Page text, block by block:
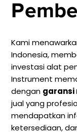
Kami
Indonesia,
investasi alat
Instrument
dengan garansi
jual yang
mendapatkan
ketersediaan,